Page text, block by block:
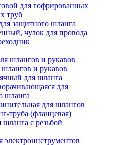
для гофрированных
труб
защитного шланга
чулок для провода
и рукавов
для шланга
для
шланга
для шлангов
труба (фланцевая)
с резьбой